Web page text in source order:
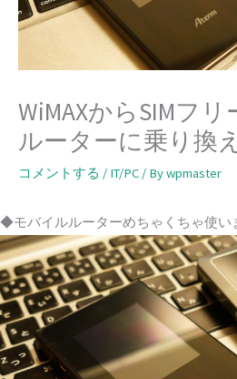
WiMAXからSIMフ
ルーターに乗り換
コメントする / IT/PC / Bywpmaster
◆モバイルルーターめちゃくちゃ使い